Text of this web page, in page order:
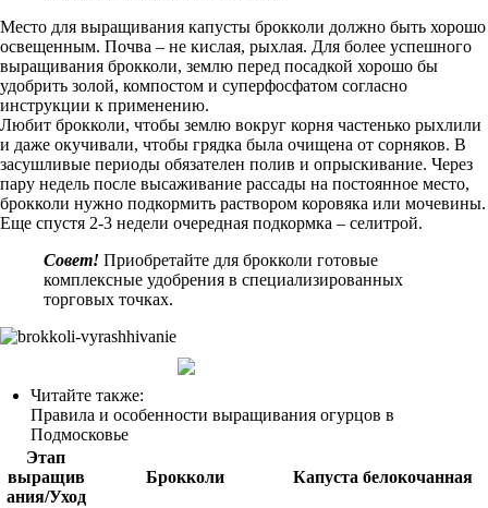
Место для выращивания капусты брокколи должно быть хорошо
освещенным. Почва – не кислая, рыхлая. Для более успешного
выращивания брокколи, землю перед посадкой хорошо бы
удобрить золой, компостом и суперфосфатом согласно
инструкции к применению.
Любит брокколи, чтобы землю вокруг корня частенько рыхлили
и даже окучивали, чтобы грядка была очищена от сорняков. В
засушливые периоды обязателен полив и опрыскивание. Через
пару недель после высаживание рассады на постоянное место,
брокколи нужно подкормить раствором коровяка или мочевины.
Еще спустя 2-3 недели очередная подкормка – селитрой.
Совет! Приобретайте для брокколи готовые
комплексные удобрения в специализированных
торговых точках.
Читайте также:
Правила и особенности выращивания огурцов в
Подмосковье
Этап
выращив
ания/Уход
Брокколи Капуста белокочанная